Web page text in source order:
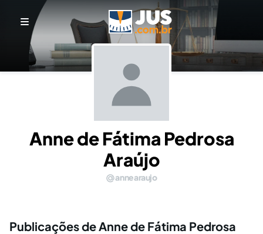
Anne de Fátima Pedrosa
Araújo
annearaujo
Publicações de Anne de Fátima Pedrosa